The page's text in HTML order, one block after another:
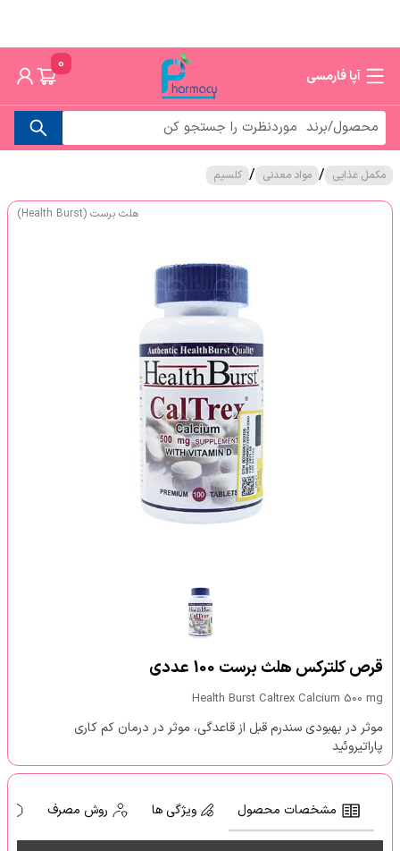
آپا فارمسی
0
مکمل غذایی / مواد معدنی / کلسیم
هلث برست (Health Burst)
قرص کلترکس هلث برست 100 عددی
Health Burst Caltrex Calcium 500 mg
موثر در بهبودی سندرم قبل از قاعدگی، موثر در درمان کم کاری
پاراتیروئید
مشخصات محصول ویژگی ها روش مصرف